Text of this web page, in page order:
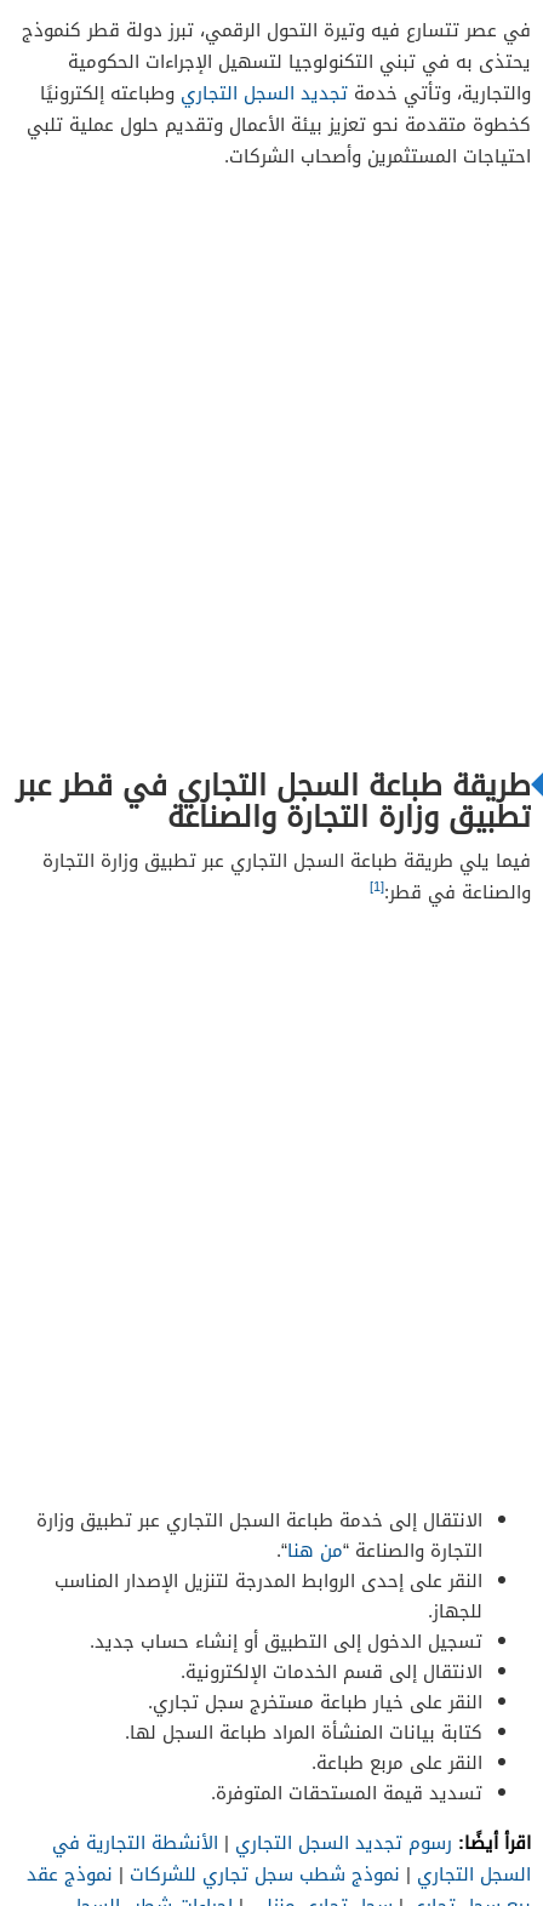
2
3
في عصر تتسارع فيه وتيرة التحول الرقمي، تبرز دولة قطر كنموذج
يحتذى به في تبني التكنولوجيا لتسهيل الإجراءات الحكومية
والتجارية، وتأتي خدمة تجديد السجل التجاري وطباعته إلكترونيًا
كخطوة متقدمة نحو تعزيز بيئة الأعمال وتقديم حلول عملية تلبي
احتياجات المستثمرين وأصحاب الشركات.
طريقة طباعة السجل التجاري في قطر عبر
تطبيق وزارة التجارة والصناعة
فيما يلي طريقة طباعة السجل التجاري عبر تطبيق وزارة التجارة
والصناعة في قطر:[1]
الانتقال إلى خدمة طباعة السجل التجاري عبر تطبيق وزارة
التجارة والصناعة “من هنا“.
النقر على إحدى الروابط المدرجة لتنزيل الإصدار المناسب
للجهاز.
تسجيل الدخول إلى التطبيق أو إنشاء حساب جديد.
الانتقال إلى قسم الخدمات الإلكترونية.
النقر على خيار طباعة مستخرج سجل تجاري.
كتابة بيانات المنشأة المراد طباعة السجل لها.
النقر على مربع طباعة.
تسديد قيمة المستحقات المتوفرة.
اقرأ أيضًا: رسوم تجديد السجل التجاري | الأنشطة التجارية في
السجل التجاري | نموذج شطب سجل تجاري للشركات | نموذج عقد